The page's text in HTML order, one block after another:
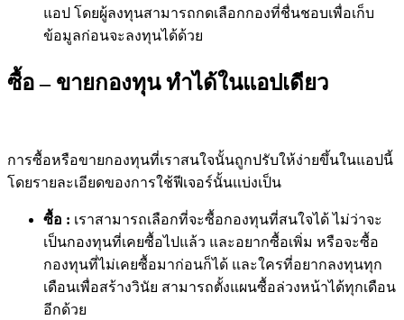
แอป โดยผู้ลงทุนสามารถกดเลือกกองที่ชื่นชอบเพื่อเก็บ
ข้อมูลก่อนจะลงทุนได้ด้วย
ซื้อ – ขายกองทุน ทำได้ในแอปเดียว
การซื้อหรือขายกองทุนที่เราสนใจนั้นถูกปรับให้ง่ายขึ้นในแอปนี้
โดยรายละเอียดของการใช้ฟีเจอร์นั้นแบ่งเป็น
ซื้อ : เราสามารถเลือกที่จะซื้อกองทุนที่สนใจได้ ไม่ว่าจะ
เป็นกองทุนที่เคยซื้อไปแล้ว และอยากซื้อเพิ่ม หรือจะซื้อ
กองทุนที่ไม่เคยซื้อมาก่อนก็ได้ และใครที่อยากลงทุนทุก
เดือนเพื่อสร้างวินัย สามารถตั้งแผนซื้อล่วงหน้าได้ทุกเดือน
อีกด้วย